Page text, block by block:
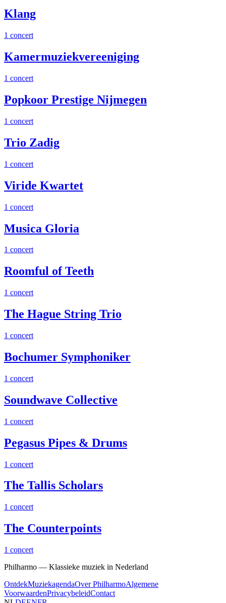
Klang
1 concert
Kamermuziekvereeniging
1 concert
Popkoor Prestige Nijmegen
1 concert
Trio Zadig
1 concert
Viride Kwartet
1 concert
Musica Gloria
1 concert
Roomful of Teeth
1 concert
The Hague String Trio
1 concert
Bochumer Symphoniker
1 concert
Soundwave Collective
1 concert
Pegasus Pipes & Drums
1 concert
The Tallis Scholars
1 concert
The Counterpoints
1 concert
Philharmo — Klassieke muziek in Nederland
OntdekMuziekagendaOver PhilharmoAlgemene
VoorwaardenPrivacybeleidContact